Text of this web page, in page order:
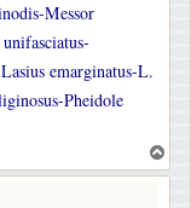
Messor
emarginatus-L.
Pheidole
o